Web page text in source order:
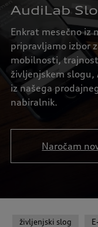
AudiLab
Enkrat mesečno iz
pripravljamo izbor
mobilnosti,
življenjskem
iz našega
nabiralnik.
Naročam
življenjski slog